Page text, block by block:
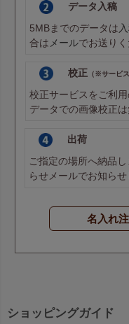
データ入稿
5MBまでのデータは
合はメールでお送りく
校正（※サービス
校正サービスをご利
データでの画像校正は
出荷
ご指定の場所へ納品
らせメールでお知らせ
名入れ
ショッピングガイド